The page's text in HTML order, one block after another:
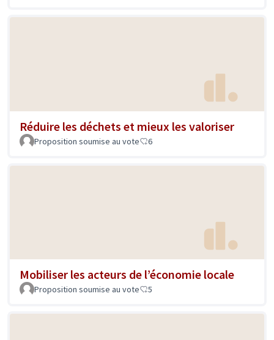
Réduire les déchets et mieux les valoriser
Proposition soumise au vote 6
Mobiliser les acteurs de l’économie locale
Proposition soumise au vote 5